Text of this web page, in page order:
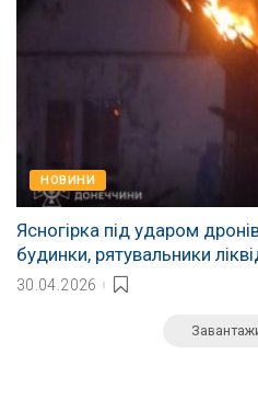
НОВИНИ
Ясногірка під ударом
будинки, рятувальники
30.04.2026